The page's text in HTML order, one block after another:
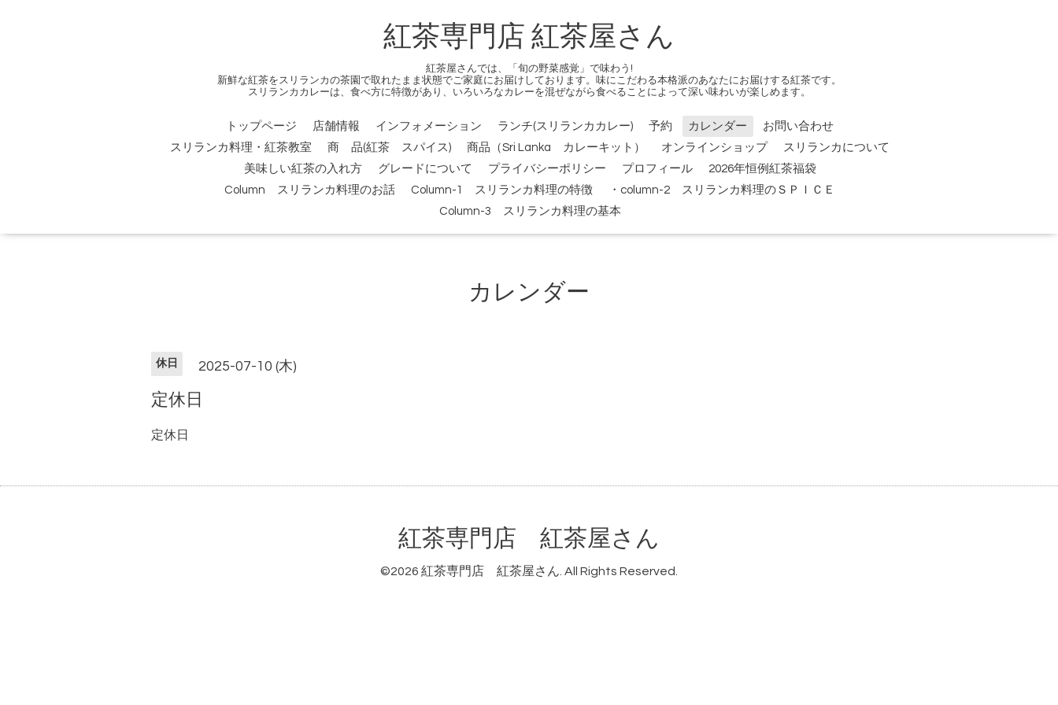
紅茶専門店 紅茶屋さん
紅茶屋さんでは、「旬の野菜感覚」で味わう!
新鮮な紅茶をスリランカの茶園で取れたまま状態でご家庭にお届けしております。味にこだわる本格派のあなたにお届けする紅茶です。
スリランカカレーは、食べ方に特徴があり、いろいろなカレーを混ぜながら食べることによって深い味わいが楽しめます。
トップページ 店舗情報 インフォメーション ランチ(スリランカカレー) 予約 カレンダー
お問い合わせ
スリランカ料理・紅茶教室
商 品(紅茶 スパイス) 商品（Sri Lanka カレーキット） オンラインショップ
スリランカについて
美味しい紅茶の入れ方
グレードについて プライバシーポリシー プロフィール
2026年恒例紅茶福袋
Column スリランカ料理のお話
Column-1 スリランカ料理の特徴
・column-2 スリランカ料理のＳＰＩＣＥ
Column-3 スリランカ料理の基本
カレンダー
休日 2025-07-10 (木)
定休日
定休日
紅茶専門店 紅茶屋さん
©2026 紅茶専門店 紅茶屋さん. All Rights Reserved.